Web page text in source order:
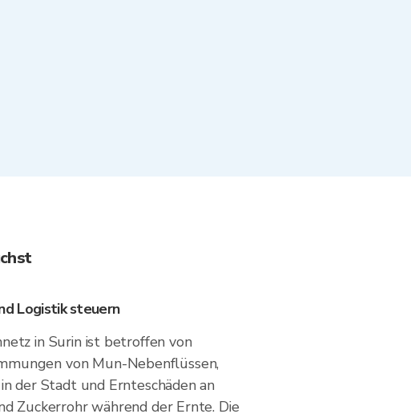
Logistik steuern
in Surin ist betroffen von
von Mun-Nebenflüssen,
der Stadt und Ernteschäden an
Zuckerrohr während der Ernte. Die